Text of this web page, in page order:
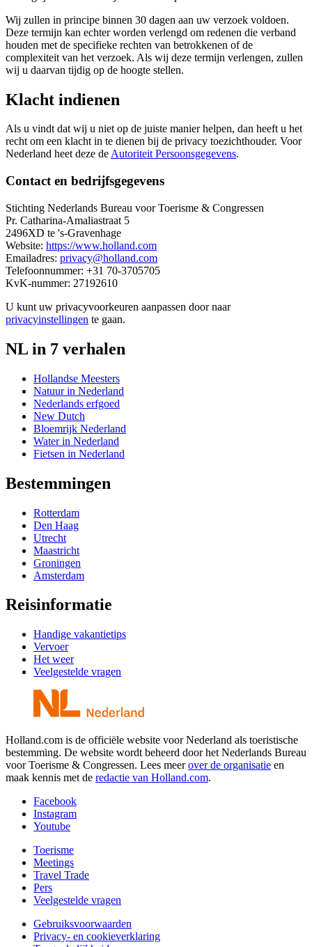
Wij zullen in principe binnen 30 dagen aan uw verzoek voldoen.
Deze termijn kan echter worden verlengd om redenen die verband
houden met de specifieke rechten van betrokkenen of de
complexiteit van het verzoek. Als wij deze termijn verlengen, zullen
wij u daarvan tijdig op de hoogte stellen.
Klacht indienen
Als u vindt dat wij u niet op de juiste manier helpen, dan heeft u het
recht om een klacht in te dienen bij de privacy toezichthouder. Voor
Nederland heet deze deAutoriteit Persoonsgegevens.
Contact en bedrijfsgegevens
Stichting Nederlands Bureau voor Toerisme & Congressen
Pr. Catharina-Amaliastraat 5
2496XD te 's-Gravenhage
Website: https://www.holland.com
Emailadres: privacy@holland.com
Telefoonnummer: +31 70-3705705
KvK-nummer: 27192610
U kunt uw privacyvoorkeuren aanpassen door naar
privacyinstellingen te gaan.
NL in 7 verhalen
Hollandse Meesters
Natuur in Nederland
Nederlands erfgoed
New Dutch
Bloemrijk Nederland
Water in Nederland
Fietsen in Nederland
Bestemmingen
Rotterdam
Den Haag
Utrecht
Maastricht
Groningen
Amsterdam
Reisinformatie
Handige vakantietips
Vervoer
Het weer
Veelgestelde vragen
Holland.com is de officiële website voor Nederland als toeristische
bestemming. De website wordt beheerd door het Nederlands Bureau
voor Toerisme & Congressen. Lees meerover de organisatie en
maak kennis met de redactie van Holland.com.
Facebook
Instagram
Youtube
Toerisme
Meetings
Travel Trade
Pers
Veelgestelde vragen
Gebruiksvoorwaarden
Privacy- en cookieverklaring